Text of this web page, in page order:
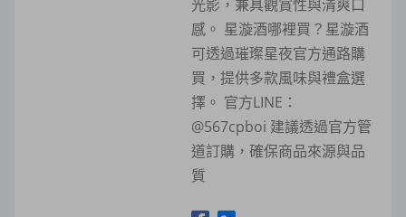
光影，兼具觀賞性與清爽口
感。 星漩酒哪裡買？星漩酒
可透過璀璨星夜官方通路購
買，提供多款風味與禮盒選
擇。 官方LINE：
@567cpboi 建議透過官方管
道訂購，確保商品來源與品
質